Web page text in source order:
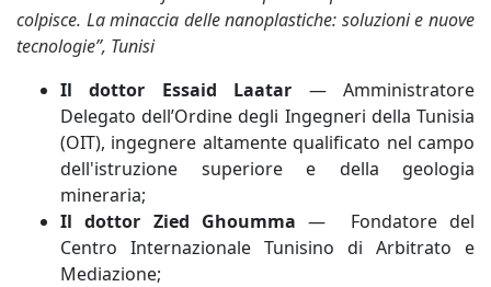
colpisce. La minaccia delle nanoplastiche: soluzioni e nuove
tecnologie”, Tunisi
Il dottor Essaid Laatar — Amministratore
Delegato dell’Ordine degli Ingegneri della Tunisia
(OIT), ingegnere altamente qualificato nel campo
dell'istruzione superiore e della geologia
mineraria;
Il dottor Zied Ghoumma — Fondatore del
Centro Internazionale Tunisino di Arbitrato e
Mediazione;